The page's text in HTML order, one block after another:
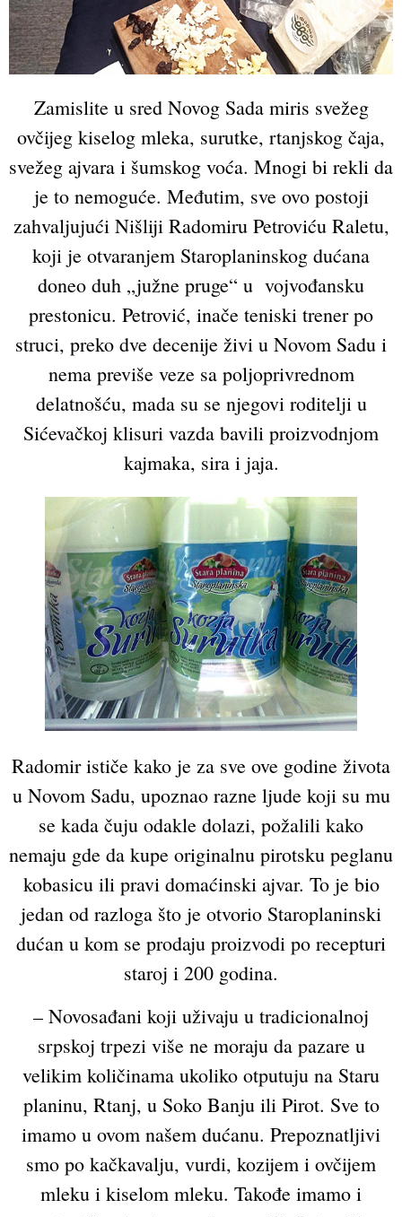
Zamislite u sred Novog Sada miris svežeg
ovčijeg kiselog mleka, surutke, rtanjskog čaja,
svežeg ajvara i šumskog voća. Mnogi bi rekli da
je to nemoguće. Međutim, sve ovo postoji
zahvaljujući Nišliji Radomiru Petroviću Raletu,
koji je otvaranjem Staroplaninskog dućana
doneo duh „južne pruge“ u vojvođansku
prestonicu. Petrović, inače teniski trener po
struci, preko dve decenije živi u Novom Sadu i
nema previše veze sa poljoprivrednom
delatnošću, mada su se njegovi roditelji u
Sićevačkoj klisuri vazda bavili proizvodnjom
kajmaka, sira i jaja.
Radomir ističe kako je za sve ove godine života
u Novom Sadu, upoznao razne ljude koji su mu
se kada čuju odakle dolazi, požalili kako
nemaju gde da kupe originalnu pirotsku peglanu
kobasicu ili pravi domaćinski ajvar. To je bio
jedan od razloga što je otvorio Staroplaninski
dućan u kom se prodaju proizvodi po recepturi
staroj i 200 godina.
– Novosađani koji uživaju u tradicionalnoj
srpskoj trpezi više ne moraju da pazare u
velikim količinama ukoliko otputuju na Staru
planinu, Rtanj, u Soko Banju ili Pirot. Sve to
imamo u ovom našem dućanu. Prepoznatljivi
smo po kačkavalju, vurdi, kozijem i ovčijem
mleku i kiselom mleku. Takođe imamo i